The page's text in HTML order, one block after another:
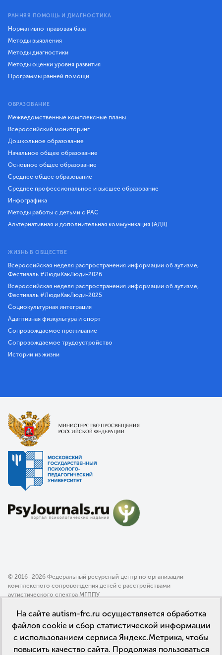
РАННЯЯ ПОМОЩЬ И ДИАГНОСТИКА
Нормативно-правовая база
Методы выявления
Методы диагностики
Методы оценки уровня развития
Программы ранней помощи
ОБРАЗОВАНИЕ
Межведомственные комплексные планы
Всероссийский мониторинг
Дошкольное образование
Начальное общее образование
Основное общее образование
Среднее общее образование
Среднее профессиональное и высшее образование
Инфографика
Методы работы с детьми с РАС
Альтернативная и дополнительная коммуникация (АДК)
ЖИЗНЬ В ОБЩЕСТВЕ
Всероссийская неделя распространения информации об аутизме,
Фестиваль #ЛюдиКакЛюди-2026
Всероссийская неделя распространения информации об аутизме,
Фестиваль #ЛюдиКакЛюди-2025
Социокультурная интеграция
Адаптивная физкультура и спорт
Сопровождаемое проживание
Сопровождаемое трудоустройство
Истории из жизни
© 2016–2026 Федеральный ресурсный центр по организации
комплексного сопровождения детей с расстройствами
аутистического спектра МГППУ
Политика конфиденциальности
Пользовательское соглашение
На сайте autism-frc.ru осуществляется обработка
файлов cookie и сбор статистической информации
с использованием сервиса Яндекс.Метрика, чтобы
повысить качество сайта. Продолжая пользоваться